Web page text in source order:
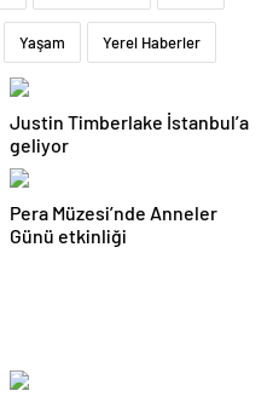
Yaşam Yerel Haberler
Justin Timberlake İstanbul’a
geliyor
Pera Müzesi’nde Anneler
Günü etkinliği